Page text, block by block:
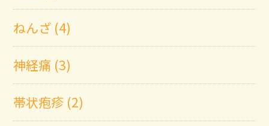
ねんざ (4)
神経痛 (3)
帯状疱疹 (2)